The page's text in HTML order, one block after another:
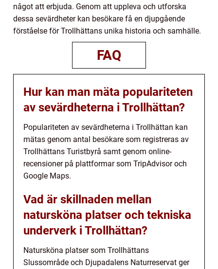
något att erbjuda. Genom att uppleva och utforska
dessa sevärdheter kan besökare få en djupgående
förståelse för Trollhättans unika historia och samhälle.
FAQ
Hur kan man mäta populariteten
av sevärdheterna i Trollhättan?
Populariteten av sevärdheterna i Trollhättan kan
mätas genom antal besökare som registreras av
Trollhättans Turistbyrå samt genom online-
recensioner på plattformar som TripAdvisor och
Google Maps.
Vad är skillnaden mellan
natursköna platser och tekniska
underverk i Trollhättan?
Natursköna platser som Trollhättans
Slussområde och Djupadalens Naturreservat ger